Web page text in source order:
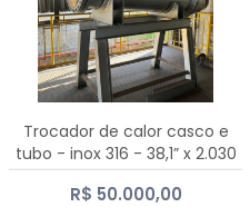
Trocador de calor casco e
tubo - inox 316 - 38,1” x 2.030
mm
R$ 50.000,00